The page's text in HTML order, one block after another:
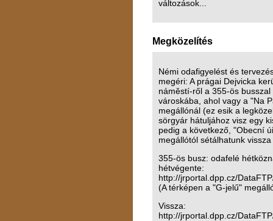
változások...
Megközelítés
Némi odafigyelést és
megéri: A prágai Dejvicka
náměstí-ről a 355-ös busszal
városkába, ahol vagy a "Na
megállónál (ez esik a
sörgyár hátuljához visz egy
pedig a következő, "Obecní
megállótól sétálhatunk
355-ös busz: odafelé
hétvégente:
http://jrportal.dpp.cz/
(A térképen a "G-jelű"
Vissza:
http://jrportal.dpp.cz/